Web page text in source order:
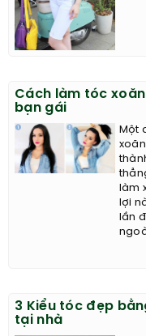
Cách làm tóc
bạn gái
Một
làm
lợi
lần
3 Kiểu tóc đẹp
tại nhà